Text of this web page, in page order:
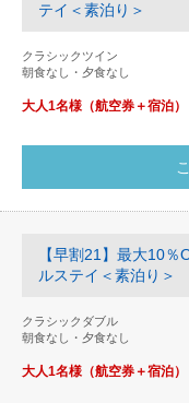
テイ＜素泊り＞
クラシックツイン
朝食なし・夕食なし
大人1名様（航空券＋宿泊）
【早割21】最大10
ルステイ＜素泊り＞
クラシックダブル
朝食なし・夕食なし
大人1名様（航空券＋宿泊）